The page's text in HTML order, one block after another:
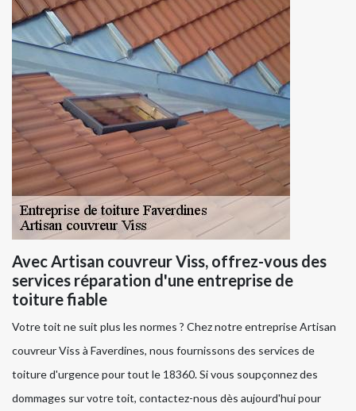
Avec Artisan couvreur Viss, offrez-vous des
services réparation d'une entreprise de
toiture fiable
Votre toit ne suit plus les normes ? Chez notre entreprise Artisan
couvreur Viss à Faverdines, nous fournissons des services de
toiture d'urgence pour tout le 18360. Si vous soupçonnez des
dommages sur votre toit, contactez-nous dès aujourd'hui pour